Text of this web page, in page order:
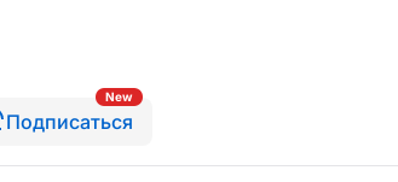
New
Подписаться